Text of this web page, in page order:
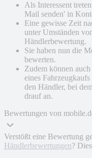
Als Interessent
Mail senden' in
Eine gewisse Zeit
unter Umständen
Händlerbewertung.
Sie haben nun die
bewerten.
Zudem können
eines
den Händler, bei
drauf an.
Bewertungen von
Verstößt eine Bewertung
Händlerbewertungen?